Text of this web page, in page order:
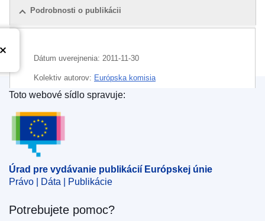
Podrobnosti o publikácii
Dátum uverejnenia: 2011-11-30
Kolektiv autorov: Európska komisia
samostatne zárobkovo činná osoba
výskumná politika EÚ
CELEX : 52011DC0816
COMNAT : COM_2011_0816_FIN
Úrad pre vydávanie publikácií Európskej únie
Toto webové sídlo spravuje:
Úrad pre vydávanie publikácií Európskej únie
Právo | Dáta | Publikácie
Potrebujete pomoc?